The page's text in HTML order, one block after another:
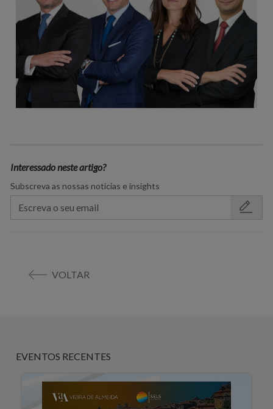
Interessado neste artigo?
Subscreva as nossas notícias e insights
VOLTAR
EVENTOS RECENTES